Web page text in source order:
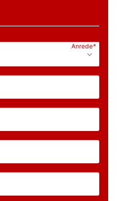
Anrede*